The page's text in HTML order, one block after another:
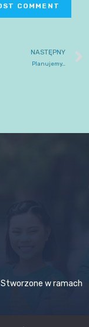
NASTĘPNY
Planujemy…
w ramach